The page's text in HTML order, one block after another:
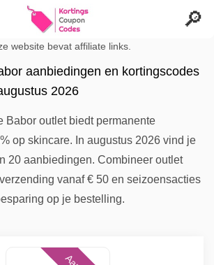
website bevat affiliate links.
aanbiedingen en kortingscodes
2026
Babor outlet biedt permanente
op skincare. In augustus 2026 vind je
20 aanbiedingen. Combineer outlet
vanaf € 50 en seizoensacties
op je bestelling.